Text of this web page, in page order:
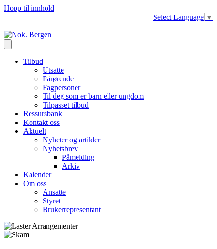
Hopp til innhold
Select Language ▼
Tilbud
Utsatte
Pårørende
Fagpersoner
Til deg som er barn eller ungdom
Tilpasset tilbud
Ressursbank
Kontakt oss
Aktuelt
Nyheter og artikler
Nyhetsbrev
Påmelding
Arkiv
Kalender
Om oss
Ansatte
Styret
Brukerrepresentant